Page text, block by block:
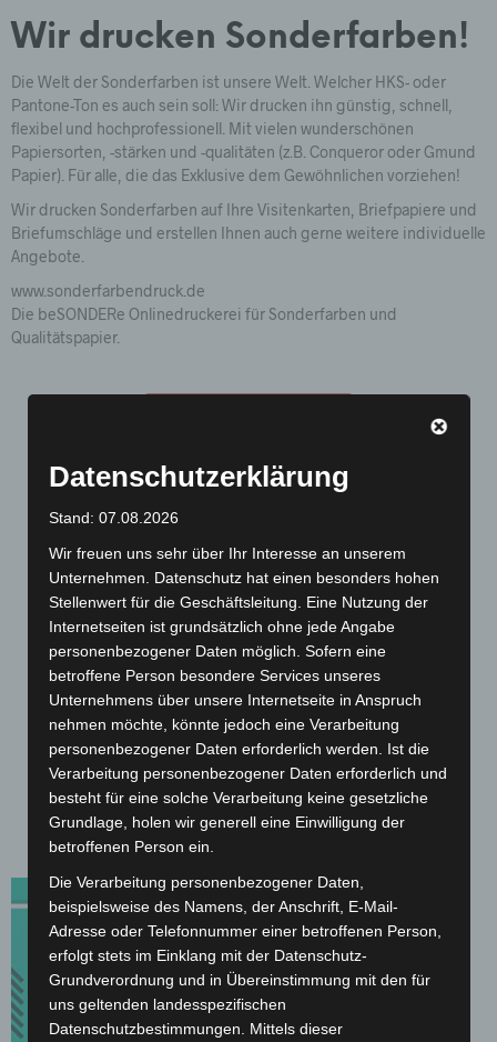
Wir drucken Sonderfarben!
Die Welt der Sonderfarben ist unsere Welt. Welcher HKS- oder
Pantone-Ton es auch sein soll: Wir drucken ihn günstig, schnell,
flexibel und hochprofessionell. Mit vielen wunderschönen
Papiersorten, -stärken und -qualitäten (z.B. Conqueror oder Gmund
Papier). Für alle, die das Exklusive dem Gewöhnlichen vorziehen!
Wir drucken Sonderfarben auf Ihre Visitenkarten, Briefpapiere und
Briefumschläge und erstellen Ihnen auch gerne weitere individuelle
Angebote.
www.sonderfarbendruck.de
Die beSONDERe Onlinedruckerei für Sonderfarben und
Qualitätspapier.
Pantone, HKS, Metallic und Neon
Qualität aus über 40 Jahren im Druck!
Riesige Papier- und Farbauswahl!
Persönliche Beratung durch unsere Experten
Datenschutzerklärung
Stand: 07.08.2026
Wir freuen uns sehr über Ihr Interesse an unserem
Unternehmen. Datenschutz hat einen besonders hohen
Stellenwert für die Geschäftsleitung. Eine Nutzung der
Internetseiten ist grundsätzlich ohne jede Angabe
personenbezogener Daten möglich. Sofern eine
betroffene Person besondere Services unseres
Unternehmens über unsere Internetseite in Anspruch
nehmen möchte, könnte jedoch eine Verarbeitung
personenbezogener Daten erforderlich werden. Ist die
Verarbeitung personenbezogener Daten erforderlich und
besteht für eine solche Verarbeitung keine gesetzliche
Grundlage, holen wir generell eine Einwilligung der
betroffenen Person ein.
Die Verarbeitung personenbezogener Daten,
beispielsweise des Namens, der Anschrift, E-Mail-
Adresse oder Telefonnummer einer betroffenen Person,
erfolgt stets im Einklang mit der Datenschutz-
Grundverordnung und in Übereinstimmung mit den für
uns geltenden landesspezifischen
Datenschutzbestimmungen. Mittels dieser